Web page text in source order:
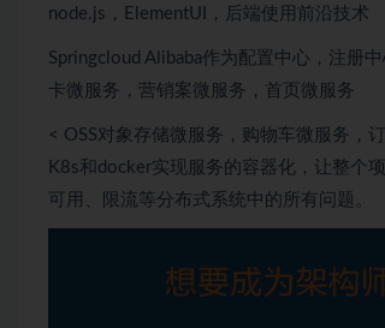
node.js，ElementUI，后端使用前沿技术
Springcloud Alibaba作为配置中心，注册
卡微服务，营销案微服务，首页微服务
< OSS对象存储微服务，购物车微服务，
K8s和docker实现服务的容器化，让整个
可用、限流等分布式 系统中的所有问题。